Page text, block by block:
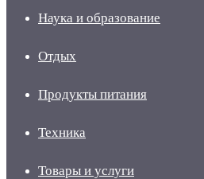
Наука и образование
Отдых
Продукты питания
Техника
Товары и услуги